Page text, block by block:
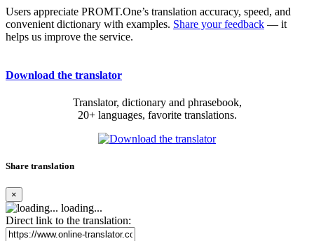
Users appreciate PROMT.One’s translation accuracy, speed, and
convenient dictionary with examples. Share your feedback — it
helps us improve the service.
Download the translator
Translator, dictionary and phrasebook,
20+ languages, favorite translations.
Share translation
×
loading...
Direct link to the translation: